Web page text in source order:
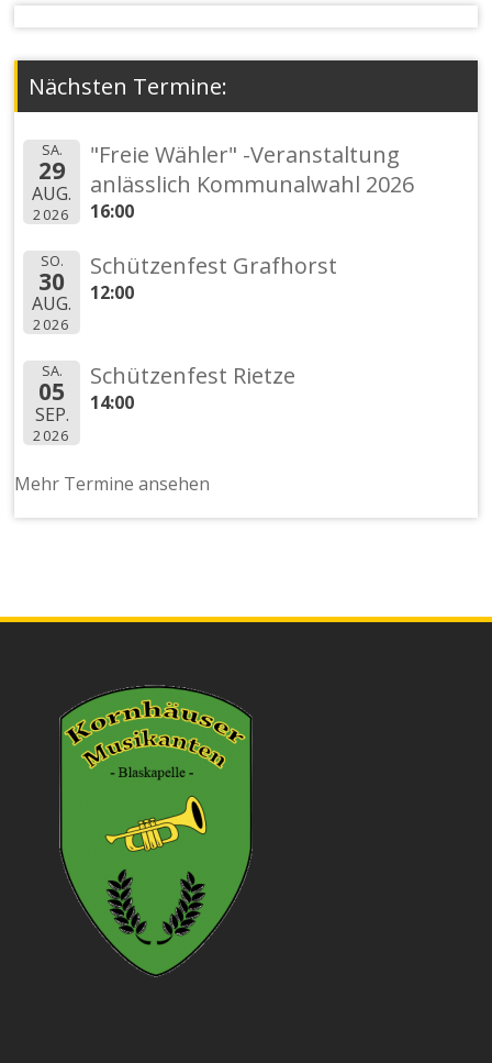
Nächsten Termine:
SA.
29
AUG.
2026
"Freie Wähler" -Veranstaltung
anlässlich Kommunalwahl 2026
16:00
SO.
30
AUG.
2026
Schützenfest Grafhorst
12:00
SA.
05
SEP.
2026
Schützenfest Rietze
14:00
Mehr Termine ansehen